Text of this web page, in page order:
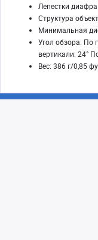
Лепестки
Структура
Минимальная
Угол обзора: По
вертикали: 24°
Вес: 386 г/0,85